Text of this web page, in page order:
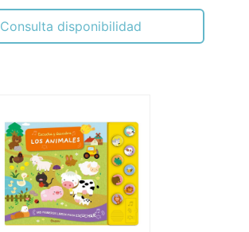
Consulta disponibilidad